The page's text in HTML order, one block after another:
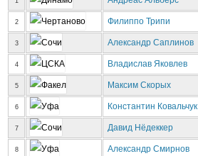
2 Филиппо Трипи
3 Aлександр Саплинов
4 Владислав Яковлев
5 Максим Скорых
6 Константин Ковальчук
7 Давид Нёдеккер
8 Александр Смирнов